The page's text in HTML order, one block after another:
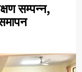
सम्पन्न,